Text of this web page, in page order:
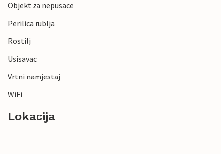
Objekt za nepusace
Perilica rublja
Rostilj
Usisavac
Vrtni namjestaj
WiFi
Lokacija